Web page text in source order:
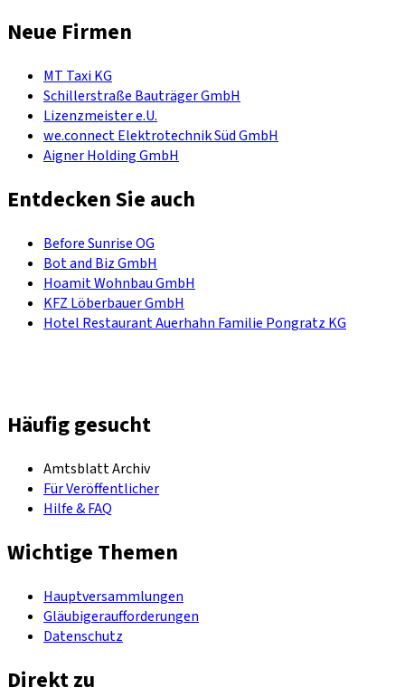
Neue Firmen
MT Taxi KG
Schillerstraße Bauträger GmbH
Lizenzmeister e.U.
we.connect Elektrotechnik Süd GmbH
Aigner Holding GmbH
Entdecken Sie auch
Before Sunrise OG
Bot and Biz GmbH
Hoamit Wohnbau GmbH
KFZ Löberbauer GmbH
Hotel Restaurant Auerhahn Familie Pongratz KG
Häufig gesucht
Amtsblatt Archiv
Für Veröffentlicher
Hilfe & FAQ
Wichtige Themen
Hauptversammlungen
Gläubigeraufforderungen
Datenschutz
Direkt zu